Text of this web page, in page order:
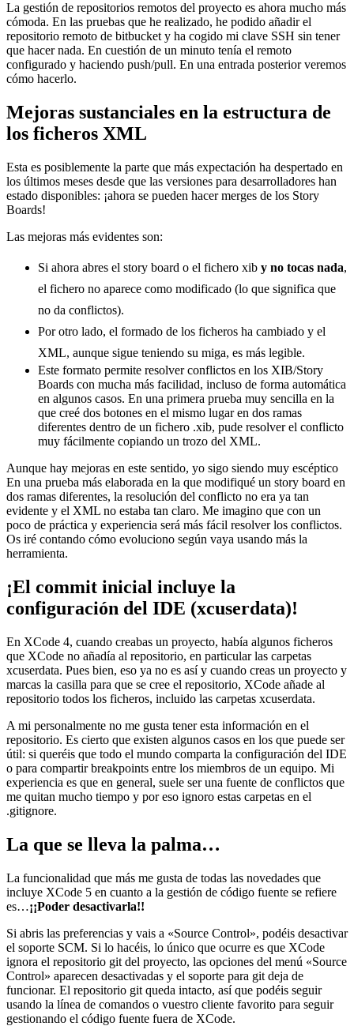
La gestión de repositorios remotos del proyecto es ahora mucho más
cómoda. En las pruebas que he realizado, he podido añadir el
repositorio remoto de bitbucket y ha cogido mi clave SSH sin tener
que hacer nada. En cuestión de un minuto tenía el remoto
configurado y haciendo push/pull. En una entrada posterior veremos
cómo hacerlo.
Mejoras sustanciales en la estructura de
los ficheros XML
Esta es posiblemente la parte que más expectación ha despertado en
los últimos meses desde que las versiones para desarrolladores han
estado disponibles: ¡ahora se pueden hacer merges de los Story
Boards!
Las mejoras más evidentes son:
Si ahora abres el story board o el fichero xib y no tocas nada,
el fichero no aparece como modificado (lo que significa que
no da conflictos).
Por otro lado, el formado de los ficheros ha cambiado y el
XML, aunque sigue teniendo su miga, es más legible.
Este formato permite resolver conflictos en los XIB/Story
Boards con mucha más facilidad, incluso de forma automática
en algunos casos. En una primera prueba muy sencilla en la
que creé dos botones en el mismo lugar en dos ramas
diferentes dentro de un fichero .xib, pude resolver el conflicto
muy fácilmente copiando un trozo del XML.
Aunque hay mejoras en este sentido, yo sigo siendo muy escéptico
En una prueba más elaborada en la que modifiqué un story board en
dos ramas diferentes, la resolución del conflicto no era ya tan
evidente y el XML no estaba tan claro. Me imagino que con un
poco de práctica y experiencia será más fácil resolver los conflictos.
Os iré contando cómo evoluciono según vaya usando más la
herramienta.
¡El commit inicial incluye la
configuración del IDE (xcuserdata)!
En XCode 4, cuando creabas un proyecto, había algunos ficheros
que XCode no añadía al repositorio, en particular las carpetas
xcuserdata. Pues bien, eso ya no es así y cuando creas un proyecto y
marcas la casilla para que se cree el repositorio, XCode añade al
repositorio todos los ficheros, incluido las carpetas xcuserdata.
A mi personalmente no me gusta tener esta información en el
repositorio. Es cierto que existen algunos casos en los que puede ser
útil: si queréis que todo el mundo comparta la configuración del IDE
o para compartir breakpoints entre los miembros de un equipo. Mi
experiencia es que en general, suele ser una fuente de conflictos que
me quitan mucho tiempo y por eso ignoro estas carpetas en el
.gitignore.
La que se lleva la palma…
La funcionalidad que más me gusta de todas las novedades que
incluye XCode 5 en cuanto a la gestión de código fuente se refiere
es…¡¡Poder desactivarla!!
Si abris las preferencias y vais a «Source Control», podéis desactivar
el soporte SCM. Si lo hacéis, lo único que ocurre es que XCode
ignora el repositorio git del proyecto, las opciones del menú «Source
Control» aparecen desactivadas y el soporte para git deja de
funcionar. El repositorio git queda intacto, así que podéis seguir
usando la línea de comandos o vuestro cliente favorito para seguir
gestionando el código fuente fuera de XCode.